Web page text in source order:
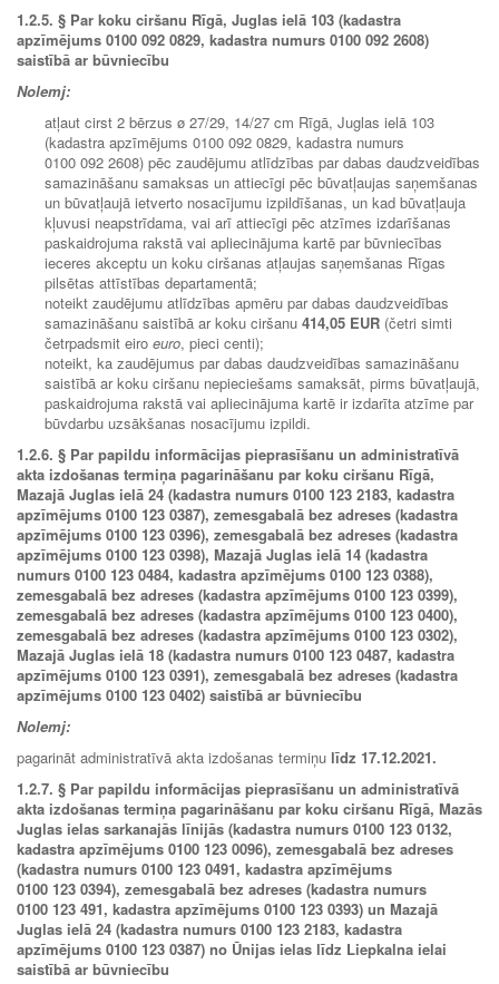
1.2.5. § Par koku ciršanu Rīgā, Juglas ielā 103 (kadastra
apzīmējums 0100 092 0829, kadastra numurs 0100 092 2608)
saistībā ar būvniecību
Nolemj:
atļaut cirst 2 bērzus ø 27/29, 14/27 cm Rīgā, Juglas ielā 103
(kadastra apzīmējums 0100 092 0829, kadastra numurs
0100 092 2608) pēc zaudējumu atlīdzības par dabas daudzveidības
samazināšanu samaksas un attiecīgi pēc būvatļaujas saņemšanas
un būvatļaujā ietverto nosacījumu izpildīšanas, un kad būvatļauja
kļuvusi neapstrīdama, vai arī attiecīgi pēc atzīmes izdarīšanas
paskaidrojuma rakstā vai apliecinājuma kartē par būvniecības
ieceres akceptu un koku ciršanas atļaujas saņemšanas Rīgas
pilsētas attīstības departamentā;
noteikt zaudējumu atlīdzības apmēru par dabas daudzveidības
samazināšanu saistībā ar koku ciršanu 414,05 EUR (četri simti
četrpadsmit eiro euro, pieci centi);
noteikt, ka zaudējumus par dabas daudzveidības samazināšanu
saistībā ar koku ciršanu nepieciešams samaksāt, pirms būvatļaujā,
paskaidrojuma rakstā vai apliecinājuma kartē ir izdarīta atzīme par
būvdarbu uzsākšanas nosacījumu izpildi.
1.2.6. § Par papildu informācijas pieprasīšanu un administratīvā
akta izdošanas termiņa pagarināšanu par koku ciršanu Rīgā,
Mazajā Juglas ielā 24 (kadastra numurs 0100 123 2183, kadastra
apzīmējums 0100 123 0387), zemesgabalā bez adreses (kadastra
apzīmējums 0100 123 0396), zemesgabalā bez adreses (kadastra
apzīmējums 0100 123 0398), Mazajā Juglas ielā 14 (kadastra
numurs 0100 123 0484, kadastra apzīmējums 0100 123 0388),
zemesgabalā bez adreses (kadastra apzīmējums 0100 123 0399),
zemesgabalā bez adreses (kadastra apzīmējums 0100 123 0400),
zemesgabalā bez adreses (kadastra apzīmējums 0100 123 0302),
Mazajā Juglas ielā 18 (kadastra numurs 0100 123 0487, kadastra
apzīmējums 0100 123 0391), zemesgabalā bez adreses (kadastra
apzīmējums 0100 123 0402) saistībā ar būvniecību
Nolemj:
pagarināt administratīvā akta izdošanas termiņu līdz 17.12.2021.
1.2.7. § Par papildu informācijas pieprasīšanu un administratīvā
akta izdošanas termiņa pagarināšanu par koku ciršanu Rīgā, Mazās
Juglas ielas sarkanajās līnijās (kadastra numurs 0100 123 0132,
kadastra apzīmējums 0100 123 0096), zemesgabalā bez adreses
(kadastra numurs 0100 123 0491, kadastra apzīmējums
0100 123 0394), zemesgabalā bez adreses (kadastra numurs
0100 123 491, kadastra apzīmējums 0100 123 0393) un Mazajā
Juglas ielā 24 (kadastra numurs 0100 123 2183, kadastra
apzīmējums 0100 123 0387) no Ūnijas ielas līdz Liepkalna ielai
saistībā ar būvniecību